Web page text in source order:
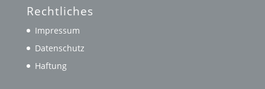
Rechtliches
Impressum
Datenschutz
Haftung